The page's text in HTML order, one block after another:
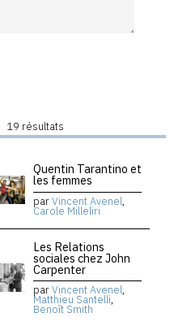
19 résultats
Quentin Tarantino et
les femmes
parVincent Avenel,
Carole Milleliri
Les Relations
sociales chez John
Carpenter
parVincent Avenel,
Matthieu Santelli,
Benoît Smith